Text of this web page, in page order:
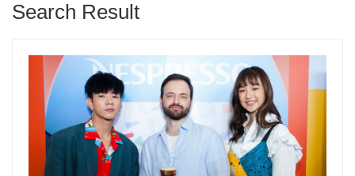
Search Result